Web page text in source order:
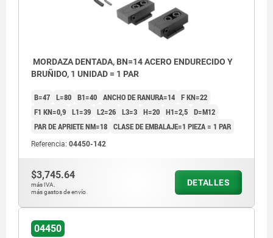
MORDAZA DENTADA, BN=14 ACERO ENDURECIDO Y
BRUÑIDO, 1 UNIDAD = 1 PAR
B=47 L=80 B1=40 ANCHO DE RANURA=14 F KN=22
F1 KN=0,9 L1=39 L2=26 L3=3 H=20 H1=2,5 D=M12
PAR DE APRIETE NM=18 CLASE DE EMBALAJE=1 PIEZA = 1 PAR
Referencia: 04450-142
$3,745.64
más IVA.
más gastos de envío
DETALLES
04450